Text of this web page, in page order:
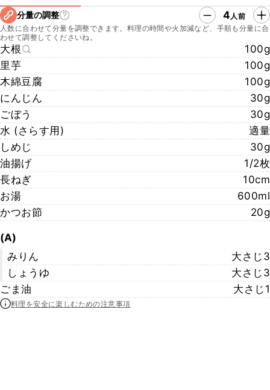
分量の調整 4人前
人数に合わせて分量を調整できます。料理の時間や火加減など、手順も分量に合
わせて調整してくださいね。
大根
100g
里芋
100g
木綿豆腐
100g
にんじん
30g
ごぼう
30g
水 (さらす用)
適量
しめじ
30g
油揚げ
1/2枚
長ねぎ
10cm
お湯
600ml
かつお節
20g
(A)
みりん
大さじ3
しょうゆ
大さじ3
ごま油
大さじ1
料理を安全に楽しむための注意事項